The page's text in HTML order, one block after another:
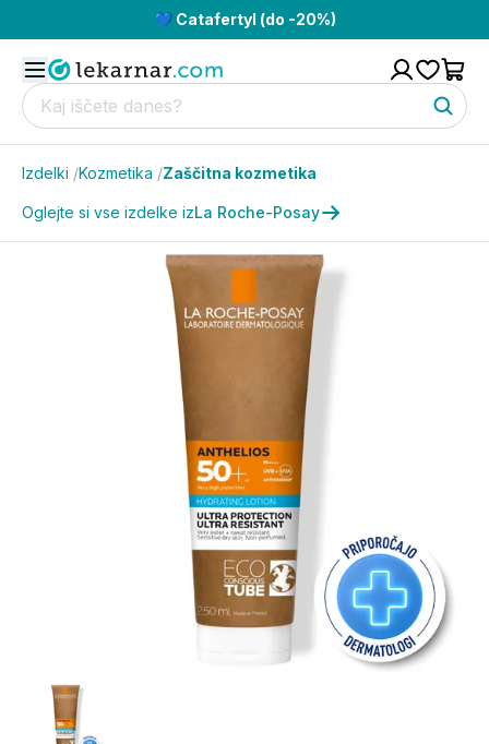
💙 Catafertyl (do -20%)
Izdelki /Kozmetika /Zaščitna kozmetika
Oglejte si vse izdelke izLa Roche-Posay